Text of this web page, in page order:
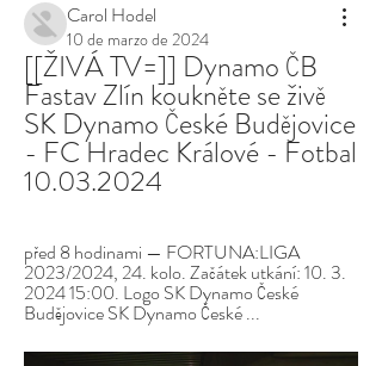
Carol Hodel
10 de marzo de 2024
[[ŽIVÁ TV=]] Dynamo ČB
Fastav Zlín koukněte se živě
SK Dynamo České Budějovice
- FC Hradec Králové - Fotbal
10.03.2024
před 8 hodinami — FORTUNA:LIGA
2023/2024, 24. kolo. Začátek utkání: 10. 3.
2024 15:00. Logo SK Dynamo České
Budějovice SK Dynamo České ...